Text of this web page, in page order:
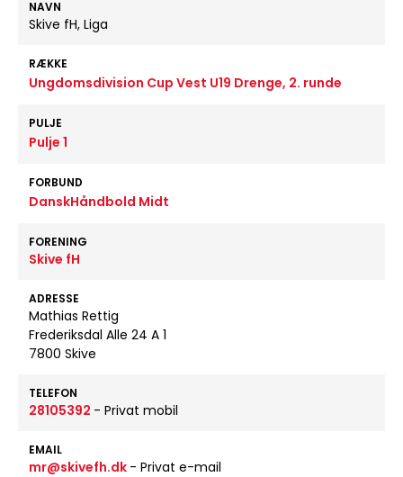
NAVN
Skive fH, Liga
RÆKKE
Ungdomsdivision Cup Vest U19 Drenge, 2. runde
PULJE
Pulje 1
FORBUND
DanskHåndbold Midt
FORENING
Skive fH
ADRESSE
Mathias Rettig
Frederiksdal Alle 24 A 1
7800 Skive
TELEFON
28105392 - Privat mobil
EMAIL
mr@skivefh.dk - Privat e-mail